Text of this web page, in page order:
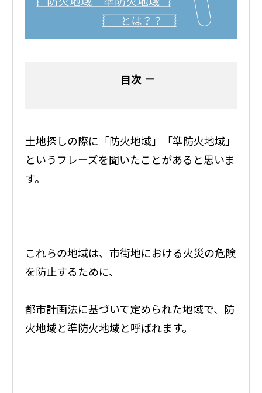
目次
土地探しの際に「防火地域」「準防火地域」
というフレーズを聞いたことがあると思いま
す。
これらの地域は、市街地における火災の危険
を防止するために、
都市計画法に基づいて定められた地域で、防
火地域と準防火地域と呼ばれます。